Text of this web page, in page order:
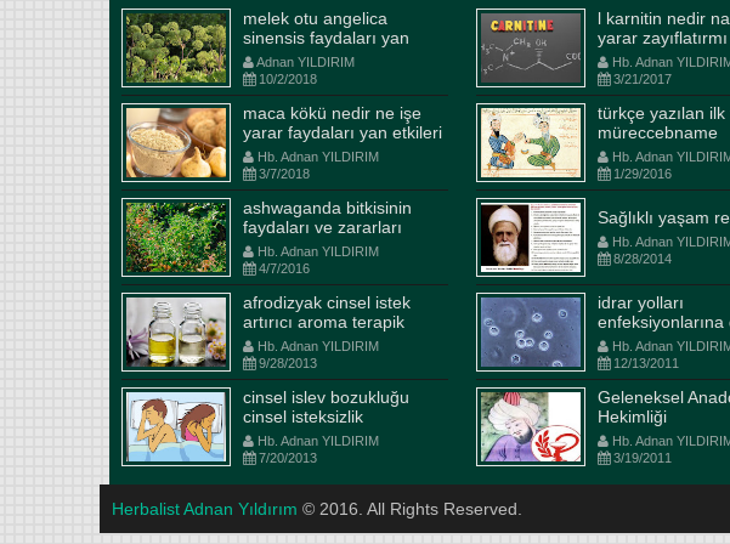
Ramazan şerbeti Ma-i cari
Şerbeti ve dadal çayı tarifi
Hb. Adnan YILDIRIM 5/27/2017
RAMAZAN İÇİN İFTAR SONRASI
ŞERBET SAHUR ÖNCESİ ÇAY
Öncelikle Hafızoğlu baharat ailesi
olarak tüm islam aleminin
ramazanının hayırlara vesile
olmasını Yüce Yaradandan niyaz
ediyoruz. Bu topraklarda diğ...
kudret şerbeti
Hb. Adnan YILDIRIM 11/24/2015
Kayı boyu 6 asır dünyaya
hükmedecek bir devletin
tohumlarını bilecikte Ertuğrul
ile atarken; gözü pek, imanı
büyük, aklı hür nice yiğitler
ucundan sancağın. Öyle sıkı
tuttular öyle mertçe...
melek otu angelica
sinensis faydaları yan
etkiler kullanım şekli
Adnan YILDIRIM
10/2/2018
maca kökü nedir ne işe
yarar faydaları yan etkileri
ve kullanım dozajları
ilaçlarla etkileşimi
Hb. Adnan YILDIRIM
3/7/2018
ashwaganda bitkisinin
faydaları ve zararları
Hb. Adnan YILDIRIM
4/7/2016
afrodizyak cinsel istek
artırıcı aroma terapik
yağlar
Hb. Adnan YILDIRIM
9/28/2013
cinsel islev bozukluğu
cinsel isteksizlik
Hb. Adnan YILDIRIM
7/20/2013
l karnitin nedir
yarar zayıflatırmı
Hb. Adnan
3/21/2017
türkçe yazılan ilk
müreccebname
Hb. Adnan
1/29/2016
Sağlıklı yaşam
Hb. Adnan
8/28/2014
idrar yolları
enfeksiyonlarına
çözüm
Hb. Adnan
12/13/2011
Geleneksel
Hekimliği
Hb. Adnan
3/19/2011
Herbalist Adnan Yıldırım © 2016. All Rights Reserved.